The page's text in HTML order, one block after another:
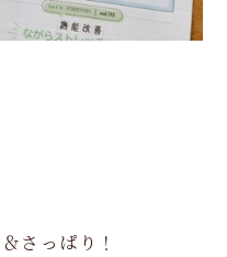
さっぱり！